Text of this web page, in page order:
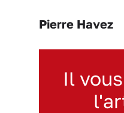
Pierre Havez
Il